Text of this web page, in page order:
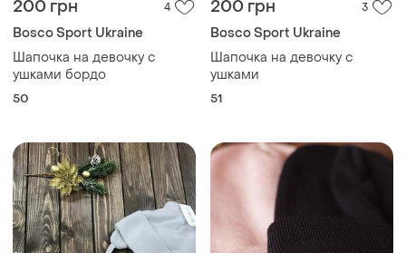
200 грн 4
Bosco Sport Ukraine
Шапочка на девочку с
ушками бордо
50
200 грн 3
Bosco Sport Ukraine
Шапочка на девочку с
ушками
51